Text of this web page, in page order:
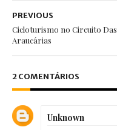
PREVIOUS
Cicloturismo no Circuito Das
Araucárias
2 COMENTÁRIOS
Unknown